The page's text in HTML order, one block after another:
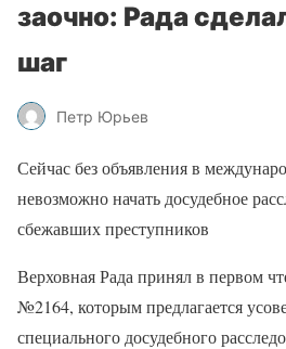
заочно: Рада
шаг
Петр Юрьев
Сейчас без объявления в
невозможно начать досудебное
сбежавших преступников
Верховная Рада принял в первом
№2164, которым предлагается
специального досудебного